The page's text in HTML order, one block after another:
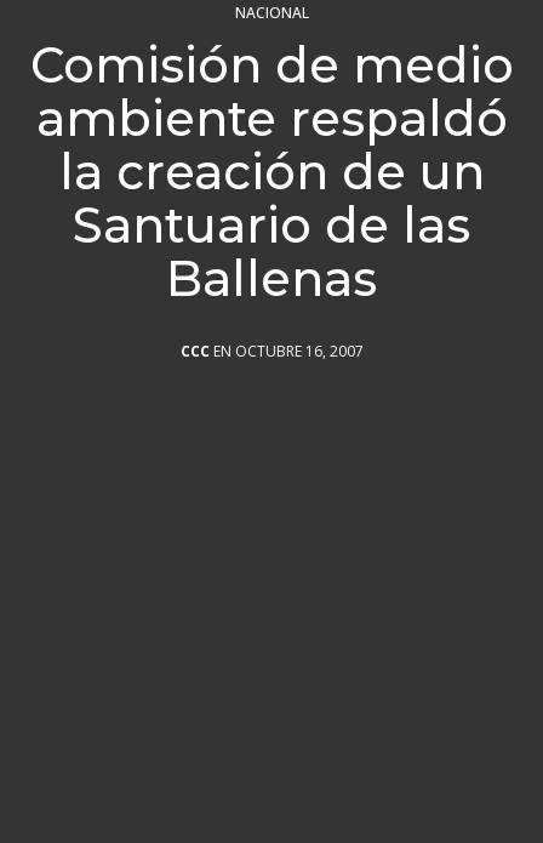
NACIONAL
Comisión de medio
ambiente respaldó
la creación de un
Santuario de las
Ballenas
CCC EN OCTUBRE 16, 2007